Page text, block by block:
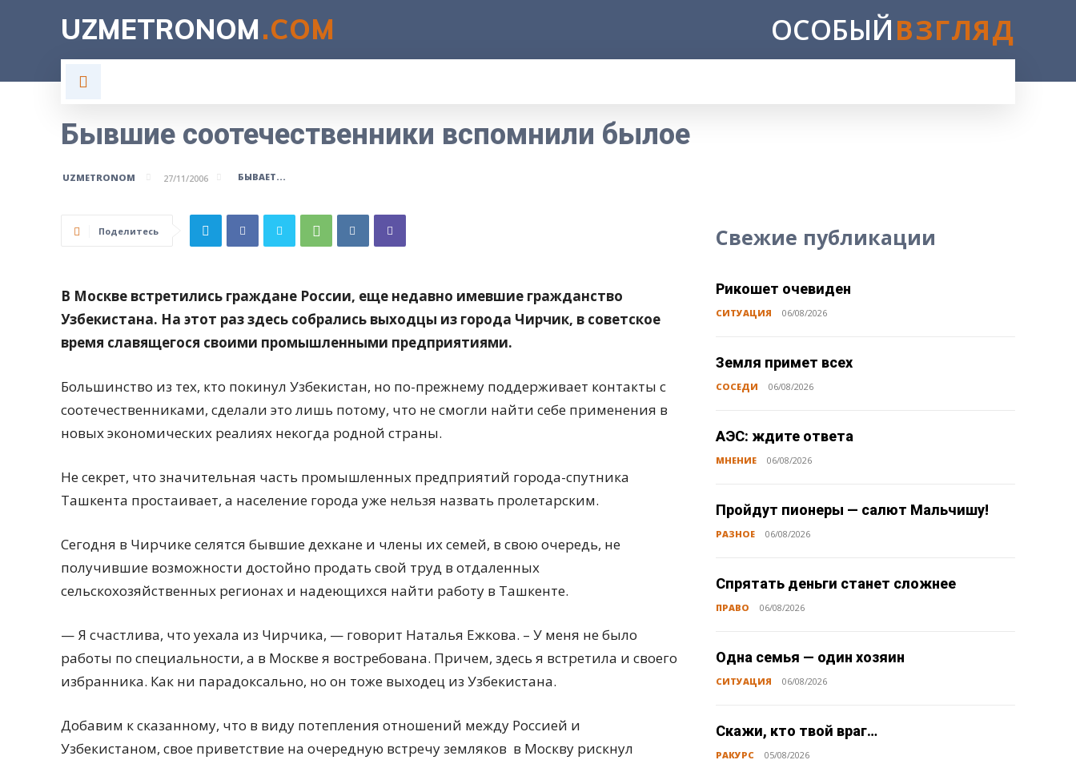
UZMETRONOM.COM ОСОБЫЙВЗГЛЯД
Бывшие соотечественники вспомнили былое
UZMETRONOM 27/11/2006 БЫВАЕТ...
Поделитесь
В Москве встретились граждане России, еще недавно имевшие гражданство
Узбекистана. На этот раз здесь собрались выходцы из города Чирчик, в советское
время славящегося своими промышленными предприятиями.
Большинство из тех, кто покинул Узбекистан, но по-прежнему поддерживает контакты с
соотечественниками, сделали это лишь потому, что не смогли найти себе применения в
новых экономических реалиях некогда родной страны.
Не секрет, что значительная часть промышленных предприятий города-спутника
Ташкента простаивает, а население города уже нельзя назвать пролетарским.
Сегодня в Чирчике селятся бывшие дехкане и члены их семей, в свою очередь, не
получившие возможности достойно продать свой труд в отдаленных
сельскохозяйственных регионах и надеющихся найти работу в Ташкенте.
— Я счастлива, что уехала из Чирчика, — говорит Наталья Ежкова. – У меня не было
работы по специальности, а в Москве я востребована. Причем, здесь я встретила и своего
избранника. Как ни парадоксально, но он тоже выходец из Узбекистана.
Добавим к сказанному, что в виду потепления отношений между Россией и
Узбекистаном, свое приветствие на очередную встречу земляков в Москву рискнул
Свежие публикации
Рикошет очевиден
СИТУАЦИЯ 06/08/2026
Земля примет всех
СОСЕДИ 06/08/2026
АЭС: ждите ответа
МНЕНИЕ 06/08/2026
Пройдут пионеры — салют Мальчишу!
РАЗНОЕ 06/08/2026
Спрятать деньги станет сложнее
ПРАВО 06/08/2026
Одна семья — один хозяин
СИТУАЦИЯ 06/08/2026
Скажи, кто твой враг…
РАКУРС 05/08/2026